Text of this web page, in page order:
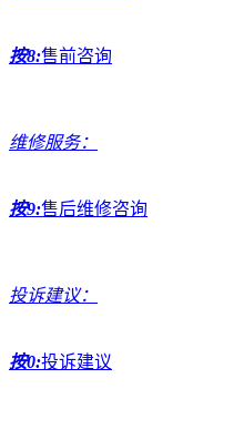
按8:售前咨询
维修服务：
按9:售后维修咨询
投诉建议：
按0:投诉建议